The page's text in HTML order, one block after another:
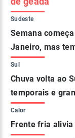
Sudeste
Semana
Janeiro, mas
Sul
Chuva volta ao
temporais e
Calor
Frente fria alivia